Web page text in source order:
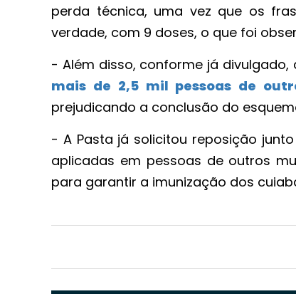
perda técnica, uma vez que os
verdade, com 9 doses, o que foi
- Além disso, conforme já
mais de 2,5 mil pessoas de
prejudicando a conclusão do
- A Pasta já solicitou reposição
aplicadas em pessoas de outros
para garantir a imunização dos